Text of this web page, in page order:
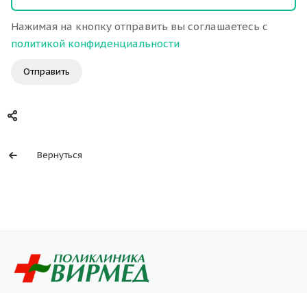
Нажимая на кнопку отправить вы соглашаетесь с
политикой конфиденциальности
Отправить
Вернуться